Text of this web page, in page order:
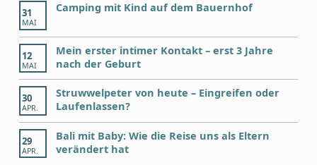
31
MAI
Camping mit Kind auf dem Bauernhof
12
MAI
Mein erster intimer Kontakt – erst 3 Jahre
nach der Geburt
30
APR.
Struwwelpeter von heute – Eingreifen oder
Laufenlassen?
29
APR.
Bali mit Baby: Wie die Reise uns als Eltern
verändert hat